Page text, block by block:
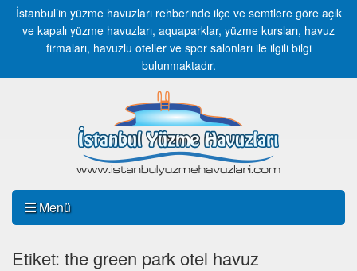
İstanbul’in yüzme havuzları rehberinde ilçe ve semtlere göre açık
ve kapalı yüzme havuzları, aquaparklar, yüzme kursları, havuz
firmaları, havuzlu oteller ve spor salonları ile ilgili bilgi
bulunmaktadır.
Menü
Etiket: the green park otel havuz